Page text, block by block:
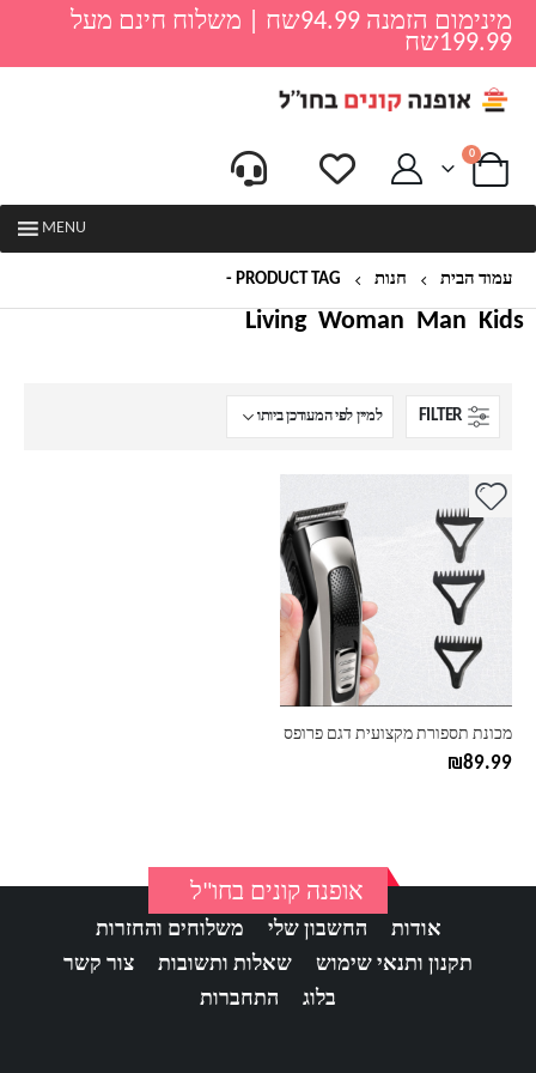
מינימום הזמנה 94.99שח | משלוח חינם מעל
199.99שח
0
MENU
עמוד הבית חנות PRODUCT TAG -
Kids
Man
Woman
Living
FILTER
מכונת תספורת מקצועית דגם פרופס
₪89.99
אופנה קונים בחו"ל
אודות החשבון שלי
משלוחים והחזרות
תקנון ותנאי שימוש
שאלות ותשובות
צור קשר
בלוג
התחברות